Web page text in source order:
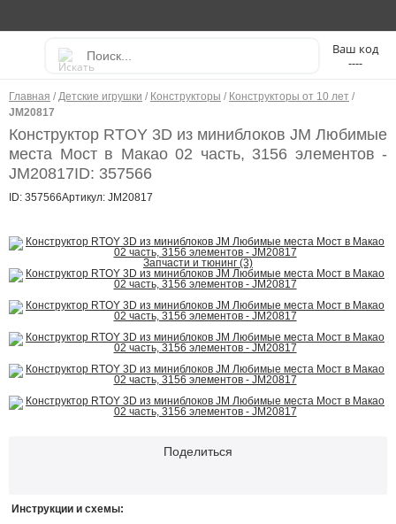
----
Главная / Детские игрушки / Конструкторы / Конструкторы от 10 лет /
JM20817
Конструктор RTOY 3D из миниблоков JM Любимые
места Мост в Макао 02 часть, 3156 элементов -
JM20817ID: 357566
ID: 357566Артикул: JM20817
Запчасти и тюнинг (3)
Поделиться
Инструкции и схемы: